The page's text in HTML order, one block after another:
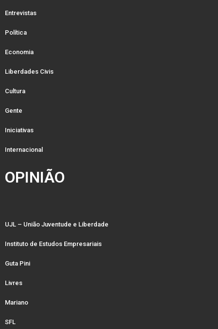
Entrevistas
Política
Economia
Liberdades Civis
Cultura
Gente
Iniciativas
Internacional
OPINIÃO
UJL – União Juventude e Liberdade
Instituto de Estudos Empresariais
Guta Pini
Livres
Mariano
SFL